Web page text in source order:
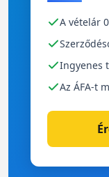
A vételár
Ingyenes
Az ÁFA-t